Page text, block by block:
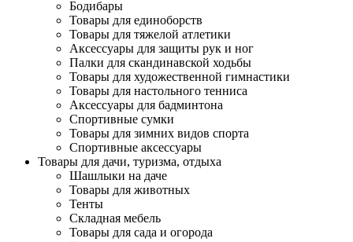
Бодибары
Товары для единоборств
Товары для тяжелой атлетики
Аксессуары для защиты рук и ног
Палки для скандинавской ходьбы
Товары для художественной гимнастики
Товары для настольного тенниса
Аксессуары для бадминтона
Спортивные сумки
Товары для зимних видов спорта
Спортивные аксессуары
Товары для дачи, туризма, отдыха
Шашлыки на даче
Товары для животных
Тенты
Складная мебель
Товары для сада и огорода